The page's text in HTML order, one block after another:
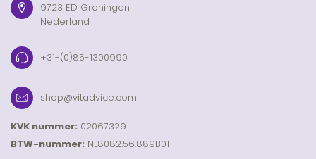
9723 ED Groningen
Nederland
+31-(0)85-1300990
shop@vitadvice.com
KVK nummer: 02067329
BTW-nummer: NL8082.56.889B01